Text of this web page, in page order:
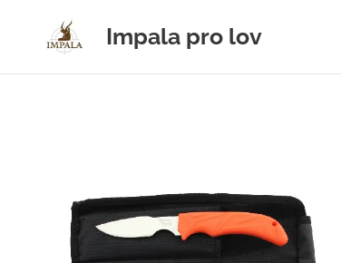
Impala pro lov